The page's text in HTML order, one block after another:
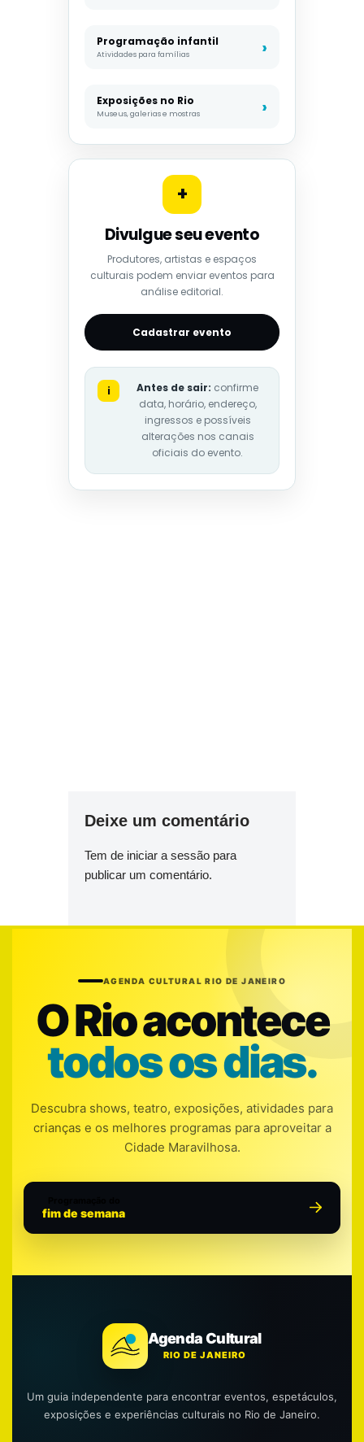
Programação infantil
Atividades para famílias
Exposições no Rio
Museus, galerias e mostras
+
Divulgue seu evento
Produtores, artistas e espaços
culturais podem enviar eventos para
análise editorial.
Cadastrar evento
i Antes de sair: confirme
data, horário, endereço,
ingressos e possíveis
alterações nos canais
oficiais do evento.
Deixe um comentário
Tem de iniciar a sessão para
publicar um comentário.
AGENDA CULTURAL RIO DE JANEIRO
O Rio acontece
todos os dias.
Descubra shows, teatro, exposições, atividades para
crianças e os melhores programas para aproveitar a
Cidade Maravilhosa.
fim de semana
Agenda Cultural
RIO DE JANEIRO
Um guia independente para encontrar eventos, espetáculos,
exposições e experiências culturais no Rio de Janeiro.